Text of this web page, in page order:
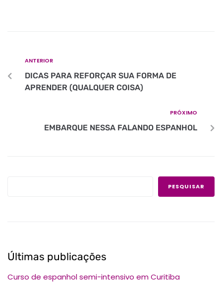
ANTERIOR
DICAS PARA REFORÇAR SUA FORMA DE
APRENDER (QUALQUER COISA)
PRÓXIMO
EMBARQUE NESSA FALANDO ESPANHOL
PESQUISAR
Últimas publicações
Curso de espanhol semi-intensivo em Curitiba